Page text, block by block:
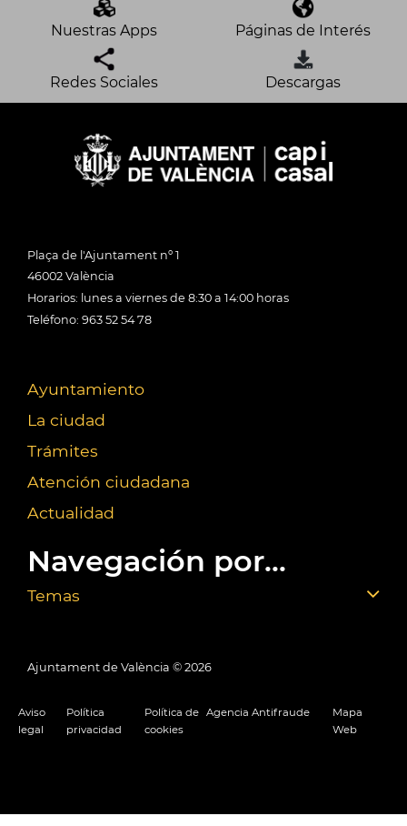
Nuestras Apps Páginas de Interés
Redes Sociales Descargas
Plaça de l'Ajuntament nº 1
46002 València
Horarios: lunes a viernes de 8:30 a 14:00 horas
Teléfono: 963 52 54 78
Ayuntamiento
La ciudad
Trámites
Atención ciudadana
Actualidad
Navegación por...
Temas
Ajuntament de València © 2026
Aviso
legal
Política
privacidad
Política de
cookies
Agencia Antifraude
Mapa
Web